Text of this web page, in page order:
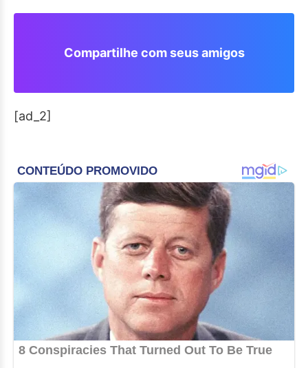
Compartilhe com seus amigos
[ad_2]